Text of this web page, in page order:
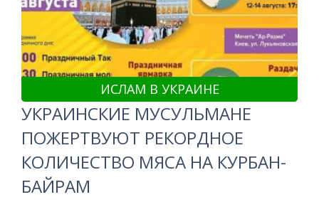
ИСЛАМ В УКРАИНЕ
УКРАИНСКИЕ МУСУЛЬМАНЕ
ПОЖЕРТВУЮТ РЕКОРДНОЕ
КОЛИЧЕСТВО МЯСА НА КУРБАН-
БАЙРАМ